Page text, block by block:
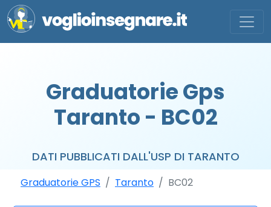
Graduatorie Gps
Taranto - BC02
DATI PUBBLICATI DALL'USP DI TARANTO
Graduatorie GPS Taranto BC02